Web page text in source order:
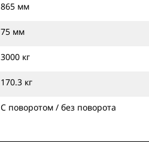
865 мм
75 мм
3000 кг
170.3 кг
С поворотом / без поворота